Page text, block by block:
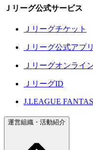
Ｊリーグ公式サービス
Ｊリーグチケット
Ｊリーグ公式アプリ
Ｊリーグオンライ
ＪリーグID
J.LEAGUE
運営組織・活動紹介